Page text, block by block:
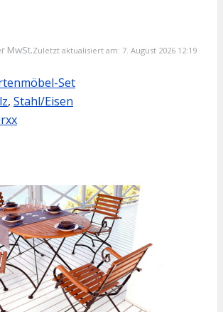
MwSt.Zuletzt aktualisiert am: 7. August 2026 12:19
Set
, Stahl/Eisen